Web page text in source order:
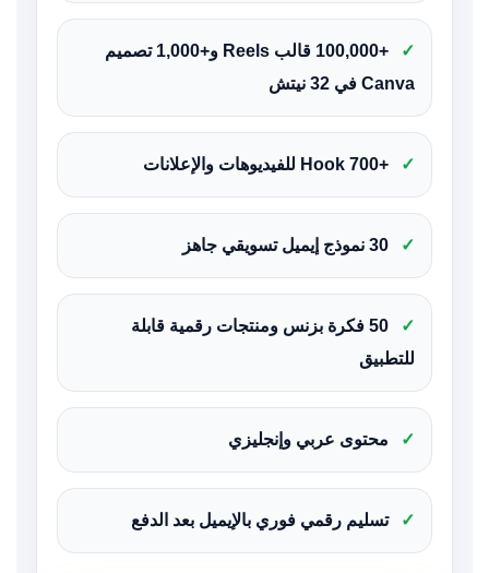
✓
+100,000 قالب Reels و+1,000 تصميم
Canva في 32 نيتش
✓ +700 Hook للفيديوهات والإعلانات
✓
✓
50 فكرة بزنس ومنتجات رقمية قابلة
للتطبيق
✓ محتوى عربي وإنجليزي
✓ تسليم رقمي فوري بالإيميل بعد الدفع